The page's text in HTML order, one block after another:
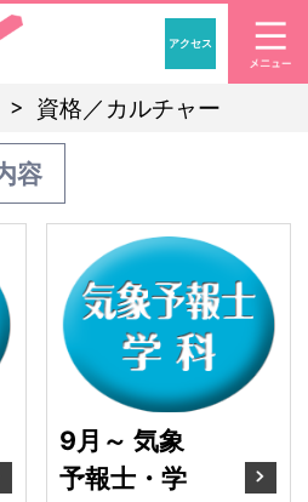
「アナウンサー・マ
アクセス
資格／カルチャー
容
9月～ 気象予報士・実技
9月～ 気象
予報士・学